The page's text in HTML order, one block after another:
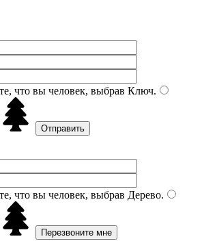
что вы человек, выбрав Ключ.
что вы человек, выбрав Дерево.